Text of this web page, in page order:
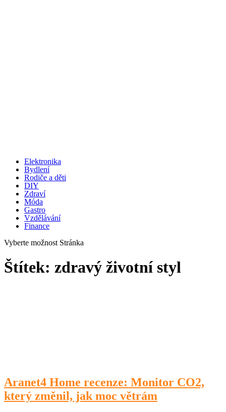
Elektronika
Bydlení
Rodiče a děti
DIY
Zdraví
Móda
Gastro
Vzdělávání
Finance
Vyberte možnost Stránka
Štítek: zdravý životní styl
Aranet4 Home recenze: Monitor CO2,
který změnil, jak moc větrám